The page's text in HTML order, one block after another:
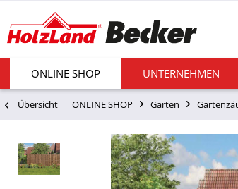
ONLINE SHOP UNTERNEHMEN
Übersicht ONLINE SHOP Garten